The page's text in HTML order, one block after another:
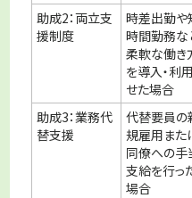
助成2：両立支
援制度
時差出勤や
時間勤務な
柔軟な働き
を導入・利
せた場合
助成3：業務代
替支援
代替要員の
規雇用また
同僚への手
支給を行っ
場合